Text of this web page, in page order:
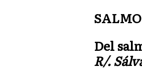
Del
R/.